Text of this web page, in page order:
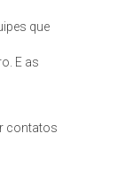
que
E as
contatos